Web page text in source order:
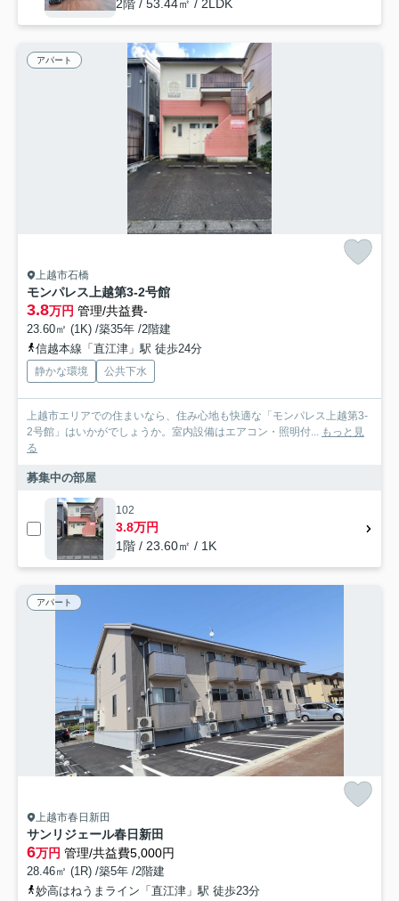
2階 / 53.44㎡ / 2LDK
アパート
上越市石橋
モンパレス上越第3-2号館
3.8万円 管理/共益費-
23.60㎡ (1K) /築35年 /2階建
信越本線「直江津」駅 徒歩24分
静かな環境 公共下水
上越市エリアでの住まいなら、住み心地も快適な「モンパレス上越第3-
2号館」はいかがでしょうか。室内設備はエアコン・照明付... もっと見
る
募集中の部屋
102
3.8万円
1階 / 23.60㎡ / 1K
アパート
上越市春日新田
サンリジェール春日新田
6万円 管理/共益費5,000円
28.46㎡ (1R) /築5年 /2階建
妙高はねうまライン「直江津」駅 徒歩23分